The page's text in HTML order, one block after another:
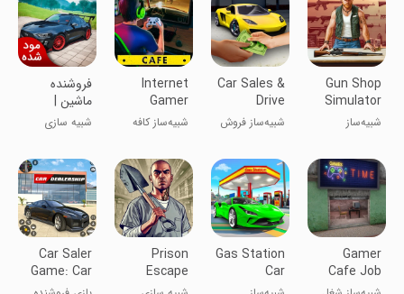
Gun Shop
Simulator
3D
Shooting
شبیه‌ساز
تیراندازی 3D
Car Sales &
Drive
Simulator
25
شبیه‌ساز فروش
ماشین ۲۵
Internet
Gamer
Cafe
Simulator
شبیه‌ساز کافه
اینترنتی
فروشنده
ماشین |
نسخه مود
شده
شبیه سازی
Gamer
Cafe Job
Simulator
Gas Station
Car
Mechanic
Prison
Escape
Simulator
Car Saler
Game: Car
Dealership